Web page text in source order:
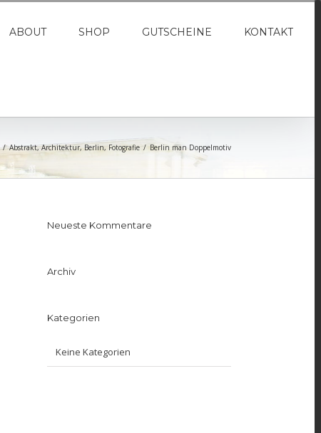
ABOUT SHOP GUTSCHEINE KONTAKT
/ Abstrakt,Architektur, Berlin, Fotografie / Berlin man Doppelmotiv
Neueste Kommentare
Archiv
Kategorien
Keine Kategorien